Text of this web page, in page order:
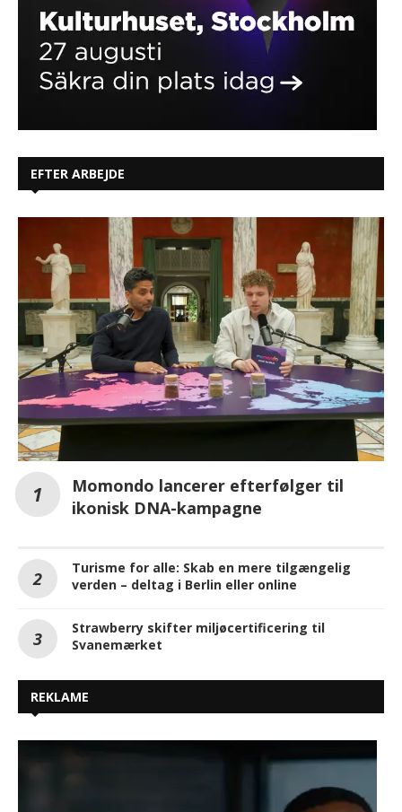
EFTER ARBEJDE
Momondo lancerer efterfølger til
ikonisk DNA-kampagne
Turisme for alle: Skab en mere tilgængelig
verden – deltag i Berlin eller online
Strawberry skifter miljøcertificering til
Svanemærket
REKLAME